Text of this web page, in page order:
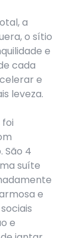
a
o sítio
e
cada
e
leveza.
foi
São 4
suíte
e
e